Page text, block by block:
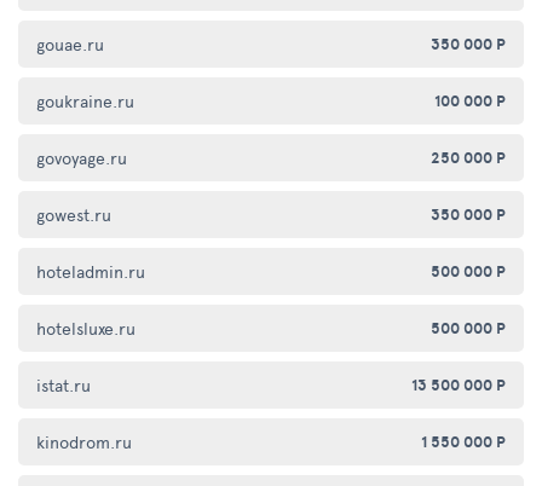
gouae.ru 350 000 Р
goukraine.ru 100 000 Р
govoyage.ru 250 000 Р
gowest.ru 350 000 Р
hoteladmin.ru 500 000 Р
hotelsluxe.ru 500 000 Р
istat.ru 13 500 000 Р
kinodrom.ru 1 550 000 Р